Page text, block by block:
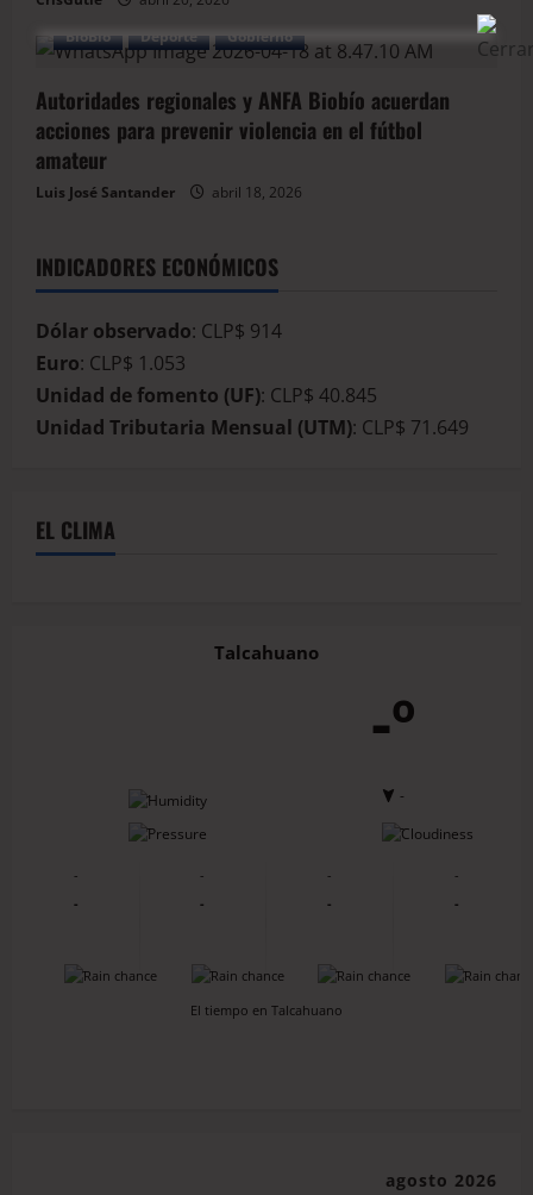
BioBio
Deporte Gobierno
Autoridades regionales y ANFA Biobío acuerdan
acciones para prevenir violencia en el fútbol
amateur
Luis José Santander abril 18, 2026
INDICADORES ECONÓMICOS
Dólar observado: CLP$ 914
Euro: CLP$ 1.053
Unidad de fomento (UF): CLP$ 40.845
Unidad Tributaria Mensual (UTM): CLP$ 71.649
EL CLIMA
Talcahuano
-º
-
-
-
-
-
-
-
-
-
-
-
-
-
-
-
-
El tiempo en Talcahuano
agosto 2026